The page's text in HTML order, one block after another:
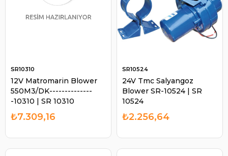
12V Matromarin Blower
550M3/DK--------------
-10310 | SR 10310
SR10310
₺7.309,16
24V Tmc Salyangoz
Blower SR-10524 | SR
10524
SR10524
₺2.256,64